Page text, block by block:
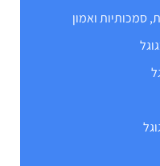
סמכותיות ואמון